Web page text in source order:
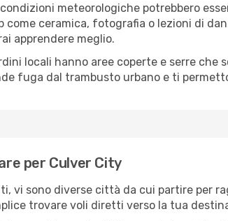
meteorologiche potrebbero
come ceramica, fotografia o lezioni di
apprendere meglio.
locali hanno aree coperte e serre
fuga dal trambusto urbano e ti
per Culver City
vi sono diverse città da cui partire per
trovare voli diretti verso la tua